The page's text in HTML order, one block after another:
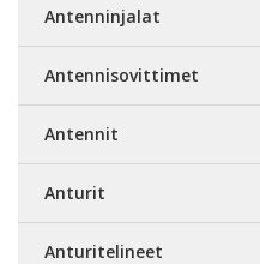
Antenninjalat
Antennisovittimet
Antennit
Anturit
Anturitelineet